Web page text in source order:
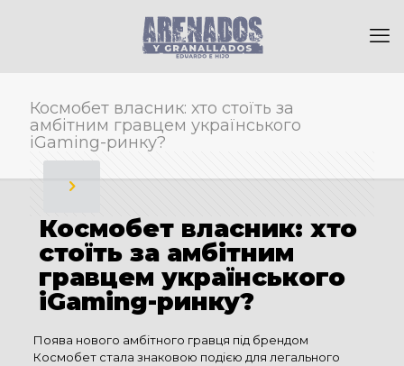
Космобет власник: хто стоїть за
амбітним гравцем українського
iGaming-ринку?
Космобет власник: хто
стоїть за амбітним
гравцем українського
iGaming-ринку?
Поява нового амбітного гравця під брендом
Космобет стала знаковою подією для легального